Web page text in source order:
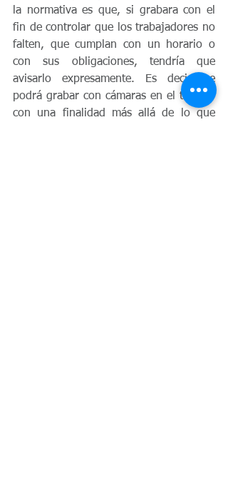
la normativa es que, si grabara con el
fin de controlar que los trabajadores no
falten, que cumplan con un horario o
con sus obligaciones, tendría que
avisarlo expresamente. Es decir, se
podrá grabar con cámaras en el trabajo
con una finalidad más allá de lo que